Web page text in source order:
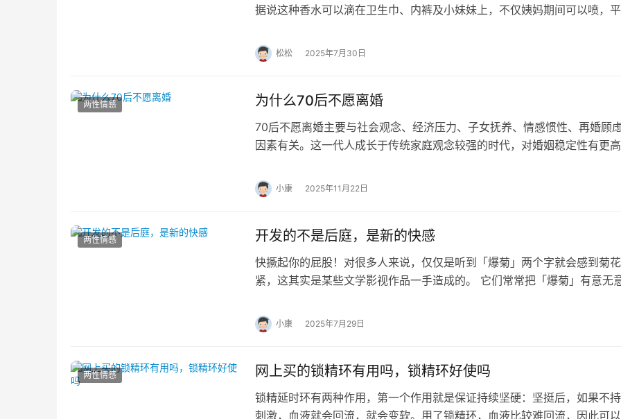
据说这种香水可以滴在卫生巾、内裤及小妹妹上，不仅姨妈期间可以喷，平
松松 2025年7月30日
两性情感 为什么70后不愿离婚
70后不愿离婚主要与社会观念、经济压力、子女抚养、情感惯性、再婚顾
因素有关。这一代人成长于传统家庭观念较强的时代，对婚姻稳定性有更高
小康 2025年11月22日
两性情感 开发的不是后庭，是新的快感
快撅起你的屁股！对很多人来说，仅仅是听到「爆菊」两个字就会感到菊
紧，这其实是某些文学影视作品一手造成的。 它们常常把「爆菊」有意无
小康 2025年7月29日
两性情感 网上买的锁精环有用吗，锁精环好使吗
锁精延时环有两种作用，第一个作用就是保证持续坚硬：坚挺后，如果不
刺激，血液就会回流，就会变软。用了锁精环，血液比较难回流，因此可以